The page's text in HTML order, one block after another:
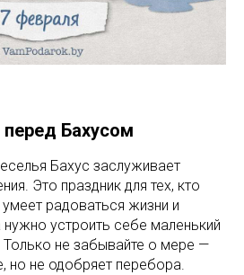
перед Бахусом
Бахус заслуживает
Это праздник для тех, кто
радоваться жизни и
нужно устроить себе маленький
Только не забывайте о мере —
но не одобряет перебора.